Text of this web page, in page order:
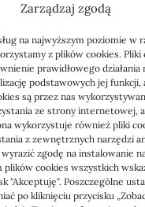
Zarządzaj zgodą
na najwyższym poziomie w
z plików cookies. Pliki
prawidłowego działania
podstawowych jej funkcji,
są przez nas
ze strony internetowej,
wykorzystuje również pliki
z zewnętrznych narzędzi
zgodę na instalowanie
plików cookies wszystkich
"Akceptuję". Poszczególne
po kliknięciu przycisku
przez